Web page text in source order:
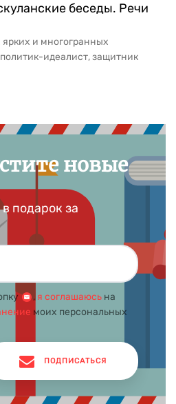
беседы. Речи
и многогранных
идеалист, защитник
новые
подарок за
, я соглашаюсь на
моих персональных
ПОДПИСАТЬСЯ